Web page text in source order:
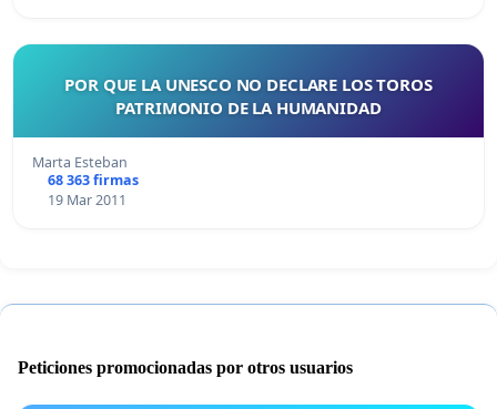
POR QUE LA UNESCO NO DECLARE LOS TOROS
PATRIMONIO DE LA HUMANIDAD
Marta Esteban
68 363 firmas
19 Mar 2011
Peticiones promocionadas por otros usuarios